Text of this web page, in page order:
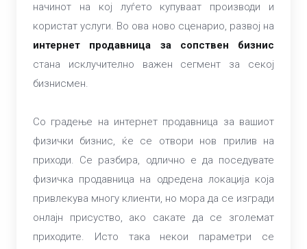
начинот на кој луѓето купуваат производи и
користат услуги. Во ова ново сценарио, развој на
интернет продавница за сопствен бизнис
стана исклучително важен сегмент за секој
бизнисмен.
Со градење на интернет продавница за вашиот
физички бизнис, ќе се отвори нов прилив на
приходи. Се разбира, одлично е да поседувате
физичка продавница на одредена локација која
привлекува многу клиенти, но мора да се изгради
онлајн присуство, ако сакате да се зголемат
приходите. Исто така некои параметри се